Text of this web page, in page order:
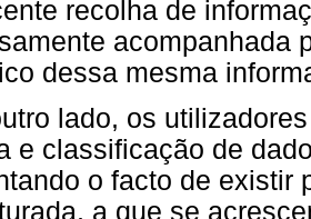
recolha de
acompanhada
dessa mesma
lado, os
e classificação de
o facto de existir
a que se